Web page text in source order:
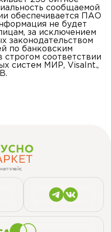
сообщаемой
обеспечивается ПАО
не будет
за исключением
законодательством
по банковским
строгом соответствии
систем МИР, VisaInt.,